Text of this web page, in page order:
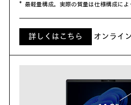
* 最軽量構成。実際の質量は仕様構成によ
詳しくはこちら オンライ